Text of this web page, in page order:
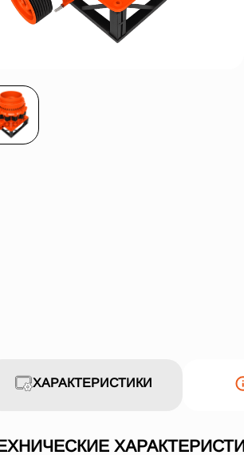
ХАРАКТЕРИСТИКИ